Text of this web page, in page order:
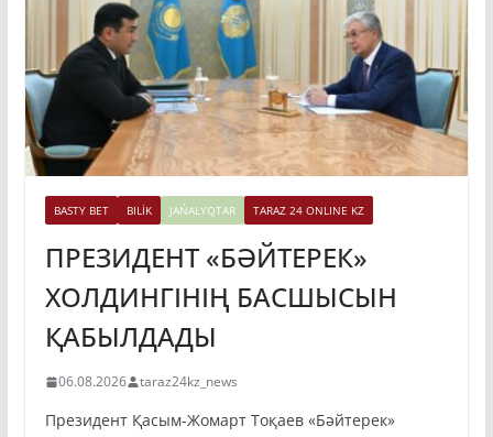
JAŃALYQTAR
ПРЕЗИДЕНТ «БӘЙТЕРЕК»
ХОЛДИНГІНІҢ БАСШЫСЫН
ҚАБЫЛДАДЫ
06.08.2026 taraz24kz_news
Президент Қасым-Жомарт Тоқаев «Бәйтерек»